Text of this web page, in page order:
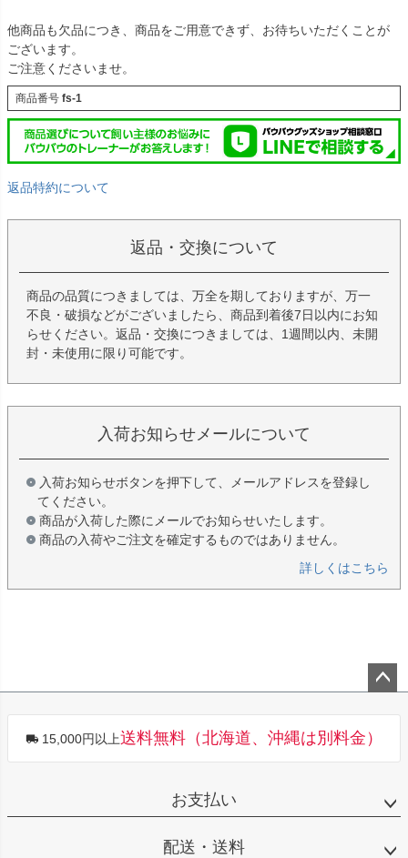
他商品も欠品につき、商品をご用意できず、お待ちいただくことが
ございます。
ご注意くださいませ。
商品番号 fs-1
返品特約について
返品・交換について
商品の品質につきましては、万全を期しておりますが、万一
不良・破損などがございましたら、商品到着後7日以内にお知
らせください。返品・交換につきましては、1週間以内、未開
封・未使用に限り可能です。
入荷お知らせメールについて
入荷お知らせボタンを押下して、メールアドレスを登録し
てください。
商品が入荷した際にメールでお知らせいたします。
商品の入荷やご注文を確定するものではありません。
詳しくはこちら
ップ
へ
15,000円以上送料無料（北海道、沖縄は別料金）
お支払い
配送・送料